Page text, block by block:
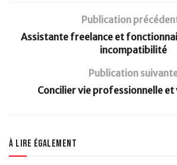
Publication
Assistante freelance et
incompatibilité
Publication
Concilier vie professionnelle
À lire également